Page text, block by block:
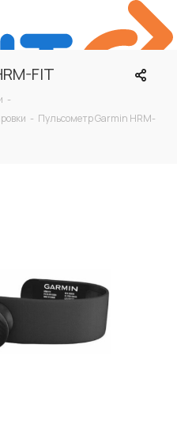
FIT
-
- Пульсометр Garmin HRM-